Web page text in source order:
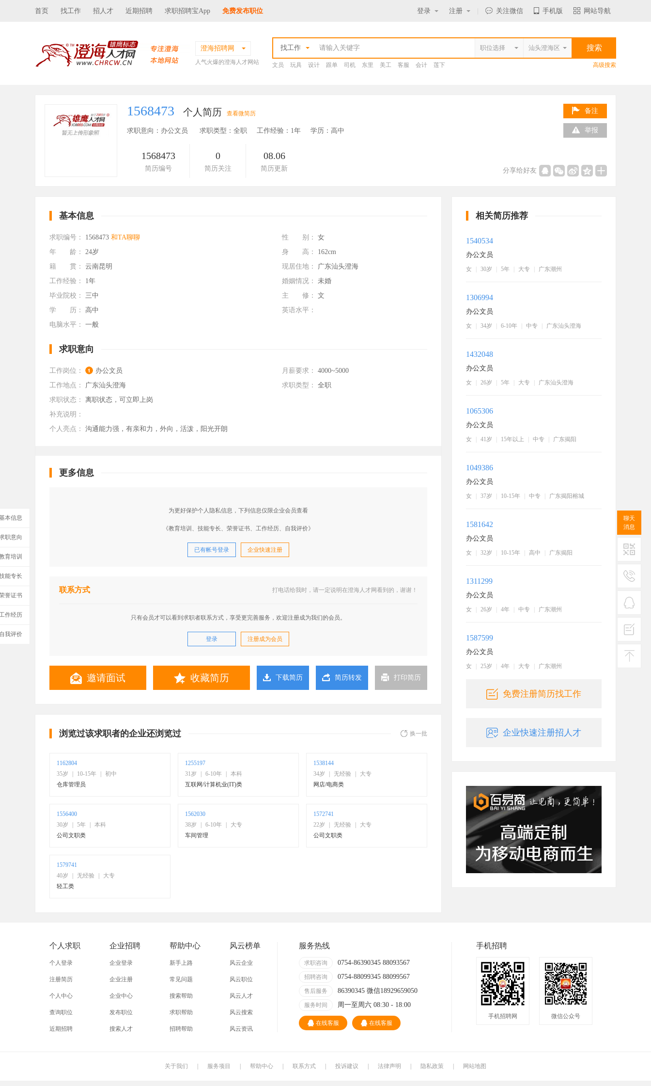
首页 找工作 招人才 近期招聘 求职招聘宝App 免费发布职位 登录 注册 关注微信 手机版 网站导航
澄海招聘网
人气火爆的澄海人才网站
找工作
文员 玩具 设计 跟单 司机 东里 美工 客服 会计 莲下 高级搜索
1568473 个人简历 查看微简历
求职意向：办公文员 求职类型：全职 工作经验：1年 学历：高中
1568473
简历编号
0
简历关注
08.06
简历更新
备注
举报
分享给好友
本信息
职意向
育培训
能专长
誉证书
作经历
我评价
基本信息
求职编号： 1568473 和TA聊聊 性 别：
女
年 龄：
24岁 身 高：
162cm
籍 贯：
云南昆明 现居住地：
广东汕头澄海
工作经验：
1年 婚姻情况：
未婚
毕业院校：
三中 主 修：
文
学 历：
高中
英语水平：
电脑水平：
一般
求职意向
工作岗位： 办公文员 月薪要求：
4000~5000
工作地点：
广东汕头澄海 求职类型：
全职
求职状态：
离职状态，可立即上岗
补充说明：
个人亮点：
沟通能力强，有亲和力，外向，活泼，阳光开朗
更多信息
为更好保护个人隐私信息，下列信息仅限企业会员查看
《教育培训、技能专长、荣誉证书、工作经历、自我评价》
已有帐号登录 企业快速注册
联系方式 打电话给我时，请一定说明在澄海人才网看到的，谢谢！
只有会员才可以看到求职者联系方式，享受更完善服务，欢迎注册成为我们的会员。
登录 注册成为会员
邀请面试 收藏简历 下载简历 简历转发 打印简历
浏览过该求职者的企业还浏览过 换一批
1162804
35岁
10-15年
初中
仓库管理员
1255197
31岁
6-10年
本科
互联网/计算机业(IT)类
1538144
34岁
无经验
大专
网店/电商类
1556400
30岁
5年
本科
公司文职类
1562030
38岁
6-10年
大专
车间管理
1572741
22岁
无经验
大专
公司文职类
1579741
40岁
无经验
大专
轻工类
相关简历推荐
1540534
办公文员
女 30岁 5年 大专 广东潮州
1306994
办公文员
女 34岁 6-10年 中专 广东汕头澄海
1432048
办公文员
女 26岁 5年 大专 广东汕头澄海
1065306
办公文员
女 41岁 15年以上 中专 广东揭阳
1049386
办公文员
女 37岁 10-15年 中专 广东揭阳榕城
1581642
办公文员
女 32岁 10-15年 高中 广东揭阳
1311299
办公文员
女 26岁 4年 中专 广东潮州
1587599
办公文员
女 25岁 4年 大专 广东潮州
免费注册简历找工作
企业快速注册招人才
个人求职
个人登录
注册简历
个人中心
查询职位
近期招聘
企业招聘
企业登录
企业注册
企业中心
发布职位
搜索人才
帮助中心
新手上路
常见问题
搜索帮助
求职帮助
招聘帮助
风云榜单
风云企业
风云职位
风云人才
风云搜索
风云资讯
服务热线
求职咨询 0754-86390345 88093567
招聘咨询 0754-88099345 88099567
售后服务 86390345 微信18929659050
服务时间 周一至周六 08:30 - 18:00
在线客服 在线客服
手机招聘
手机招聘网 微信公众号
关于我们 服务项目 帮助中心 联系方式 投诉建议 法律声明 隐私政策 网站地图
聊天
消息
二维码
热线
客服
建议